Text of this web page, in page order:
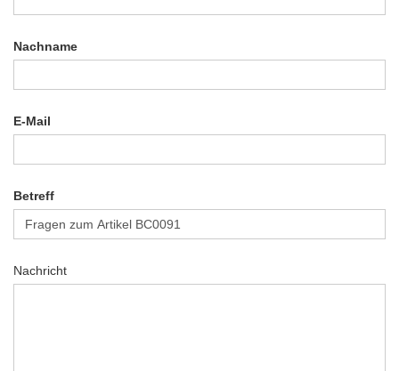
Nachname
E-Mail
Betreff
Nachricht